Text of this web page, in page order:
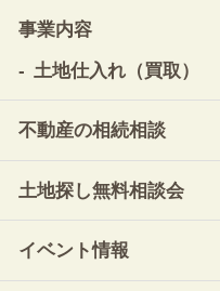
事業内容
土地仕入れ（買取）
不動産の相続相談
土地探し無料相談会
イベント情報